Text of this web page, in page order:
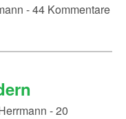
- 44 Kommentare
- 20